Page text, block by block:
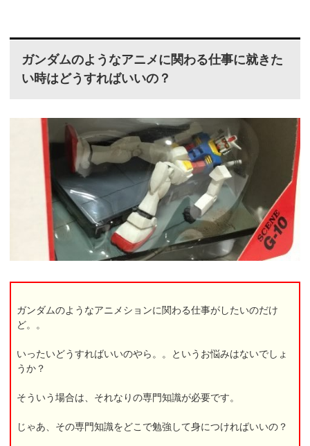
ガンダムのようなアニメに関わる仕事に就きた
い時はどうすればいいの？
ガンダムのようなアニメションに関わる仕事がしたいのだけ
ど。。
いったいどうすればいいのやら。。というお悩みはないでしょ
うか？
そういう場合は、それなりの専門知識が必要です。
じゃあ、その専門知識をどこで勉強して身につければいいの？